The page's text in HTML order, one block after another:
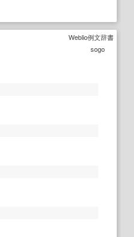
Weblio例文辞書
sogo